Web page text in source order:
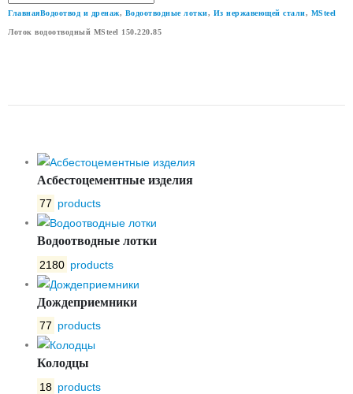
ГлавнаяВодоотвод и дренаж, Водоотводные лотки, Из нержавеющей стали, MSteel
Лоток водоотводный MSteel 150.220.85
Асбестоцементные изделия
77 products
Водоотводные лотки
2180 products
Дождеприемники
77 products
Колодцы
18 products